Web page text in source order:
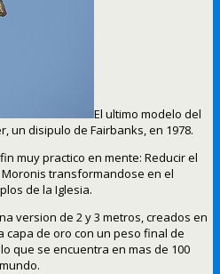
El ultimo modelo del
un disipulo de Fairbanks, en 1978.
muy practico en mente: Reducir el
transformandose en el
de la Iglesia.
version de 2 y 3 metros, creados en
de oro con un peso final de
que se encuentra en mas de 100